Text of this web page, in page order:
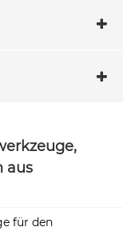
aus
für den